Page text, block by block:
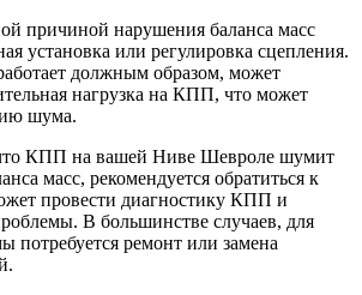
причиной нарушения баланса масс
установка или регулировка сцепления.
должным образом, может
нагрузка на КПП, что может
шума.
КПП на вашей Ниве Шевроле шумит
масс, рекомендуется обратиться к
провести диагностику КПП и
В большинстве случаев, для
потребуется ремонт или замена